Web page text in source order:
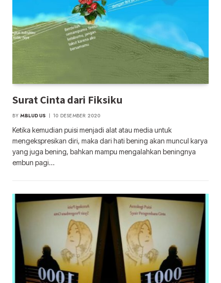
Surat Cinta dari Fiksiku
BY MBLUDUS 10 DESEMBER 2020
Ketika kemudian puisi menjadi alat atau media untuk
mengekspresikan diri, maka dari hati bening akan muncul karya
yang juga bening, bahkan mampu mengalahkan beningnya
embun pagi…